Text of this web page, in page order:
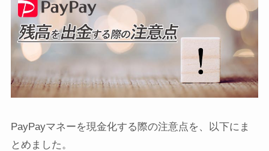
PayPayマネーを現金化する際の注意点を、以下にま
とめました。